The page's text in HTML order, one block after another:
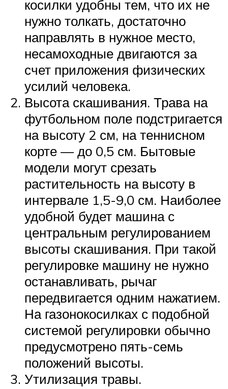
косилки удобны тем, что их не
нужно толкать, достаточно
направлять в нужное место,
несамоходные двигаются за
счет приложения физических
усилий человека.
Высота скашивания. Трава на
футбольном поле подстригается
на высоту 2 см, на теннисном
корте — до 0,5 см. Бытовые
модели могут срезать
растительность на высоту в
интервале 1,5-9,0 см. Наиболее
удобной будет машина с
центральным регулированием
высоты скашивания. При такой
регулировке машину не нужно
останавливать, рычаг
передвигается одним нажатием.
На газонокосилках с подобной
системой регулировки обычно
предусмотрено пять-семь
положений высоты.
Утилизация травы.